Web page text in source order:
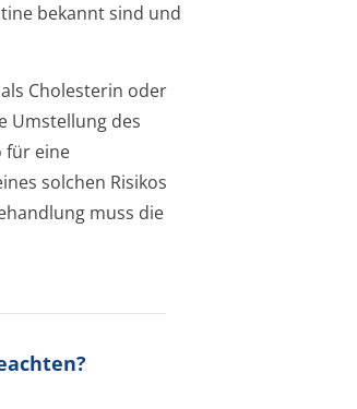
bekannt sind und
Cholesterin oder
Umstellung des
für eine
solchen Risikos
muss die